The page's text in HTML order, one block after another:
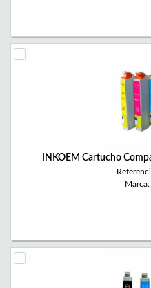
INKOEM Cartucho